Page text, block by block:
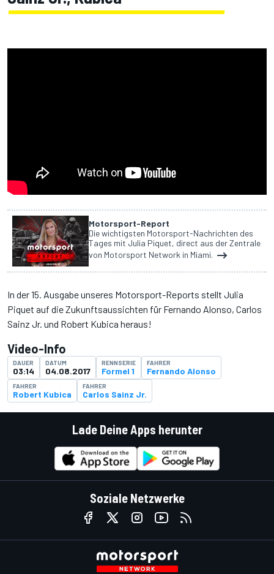
Motorsport-Report
Die wichtigsten Motorsport-Nachrichten des
Tages mit Julia Piquet, direct aus der Zentrale
von Motorsport Network in Miami.
In der 15. Ausgabe unseres Motorsport-Reports stellt Julia
Piquet auf die Zukunftsaussichten für Fernando Alonso, Carlos
Sainz Jr. und Robert Kubica heraus!
Video-Info
DAUER
03:14
DATUM
04.08.2017
RENNSERIE
Formel 1
FAHRER
Fernando Alonso
FAHRER
Robert Kubica
FAHRER
Carlos Sainz Jr.
Lade Deine Apps herunter
Soziale Netzwerke